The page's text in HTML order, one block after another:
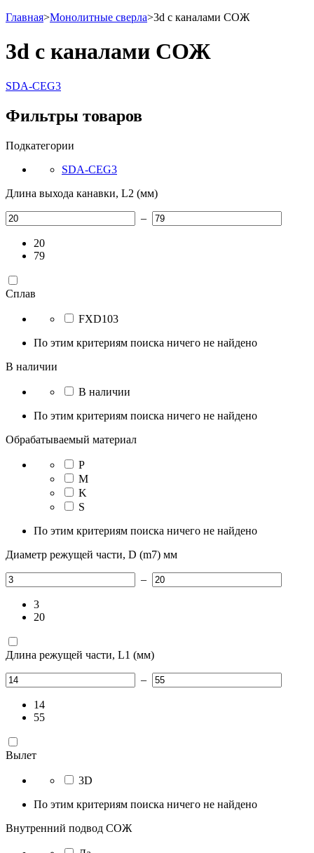
Главная>Монолитные сверла>3d с каналами СОЖ
3d с каналами СОЖ
SDA-CEG3
Фильтры товаров
Подкатегории
SDA-CEG3
Длина выхода канавки, L2 (мм)
–
20
79
Сплав
FXD103
По этим критериям поиска ничего не найдено
В наличии
В наличии
По этим критериям поиска ничего не найдено
Обрабатываемый материал
P
M
K
S
По этим критериям поиска ничего не найдено
Диаметр режущей части, D (m7) мм
–
3
20
Длина режущей части, L1 (мм)
–
14
55
Вылет
3D
По этим критериям поиска ничего не найдено
Внутренний подвод СОЖ